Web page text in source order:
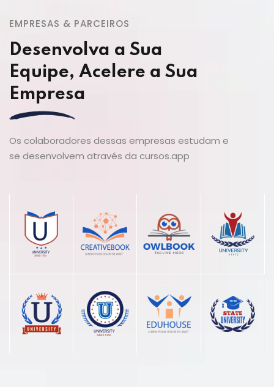
EMPRESAS & PARCEIROS
Desenvolva a Sua
Equipe, Acelere a Sua
Empresa
Os colaboradores dessas empresas estudam e
se desenvolvem através da cursos.app